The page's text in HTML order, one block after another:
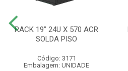
RACK 19” 24U X 570 ACR
SOLDA PISO
Código: 3171
Embalagem: UNIDADE